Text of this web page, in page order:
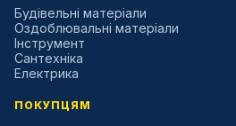
Будівельні матеріали
Оздоблювальні матеріали
Інструмент
Сантехніка
Електрика
ПОКУПЦЯМ